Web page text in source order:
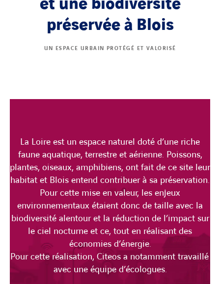
préservée à Blois
UN ESPACE URBAIN PROTÉGÉ ET VALORISÉ
La Loire est un espace naturel doté d’une riche
faune aquatique, terrestre et aérienne. Poissons,
plantes, oiseaux, amphibiens, ont fait de ce site leur
habitat et Blois entend contribuer à sa préservation.
Pour cette mise en valeur, les enjeux
environnementaux étaient donc de taille avec la
biodiversité alentour et la réduction de l’impact sur
le ciel nocturne et ce, tout en réalisant des
économies d’énergie.
Pour cette réalisation, Citeos a notamment travaillé
avec une équipe d’écologues.